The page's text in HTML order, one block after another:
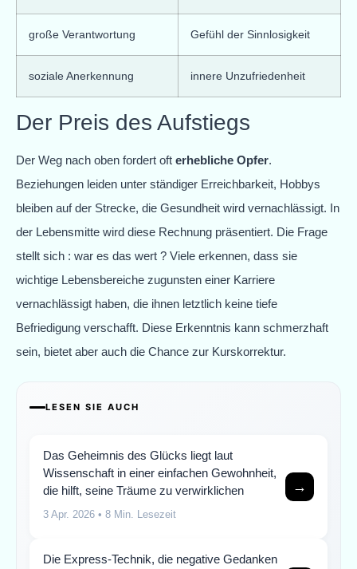
große Verantwortung Gefühl der Sinnlosigkeit
soziale Anerkennung innere Unzufriedenheit
Der Preis des Aufstiegs
Der Weg nach oben fordert oft erhebliche Opfer.
Beziehungen leiden unter ständiger Erreichbarkeit, Hobbys
bleiben auf der Strecke, die Gesundheit wird vernachlässigt. In
der Lebensmitte wird diese Rechnung präsentiert. Die Frage
stellt sich : war es das wert ? Viele erkennen, dass sie
wichtige Lebensbereiche zugunsten einer Karriere
vernachlässigt haben, die ihnen letztlich keine tiefe
Befriedigung verschafft. Diese Erkenntnis kann schmerzhaft
sein, bietet aber auch die Chance zur Kurskorrektur.
LESEN SIE AUCH
Das Geheimnis des Glücks liegt laut
Wissenschaft in einer einfachen Gewohnheit,
die hilft, seine Träume zu verwirklichen
3 Apr. 2026 • 8 Min. Lesezeit
→
Die Express-Technik, die negative Gedanken